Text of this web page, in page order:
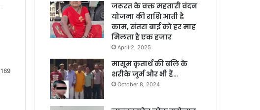
169
जरूरत के वक्त महतारी वंदन
योजना की राशि आती है
काम, संतरा बाई को हर माह
मिलता है एक हजार
April 2, 2025
मासूम कृतार्थ की बलि के
शरीके जुर्म और भी हैं…
October 8, 2024